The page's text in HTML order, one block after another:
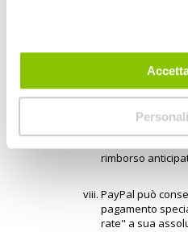
contratto di
cesserà di
rimborsare tutti
L'utente può
anticipati e
rimborso
PayPal può
pagamento
rate" a sua